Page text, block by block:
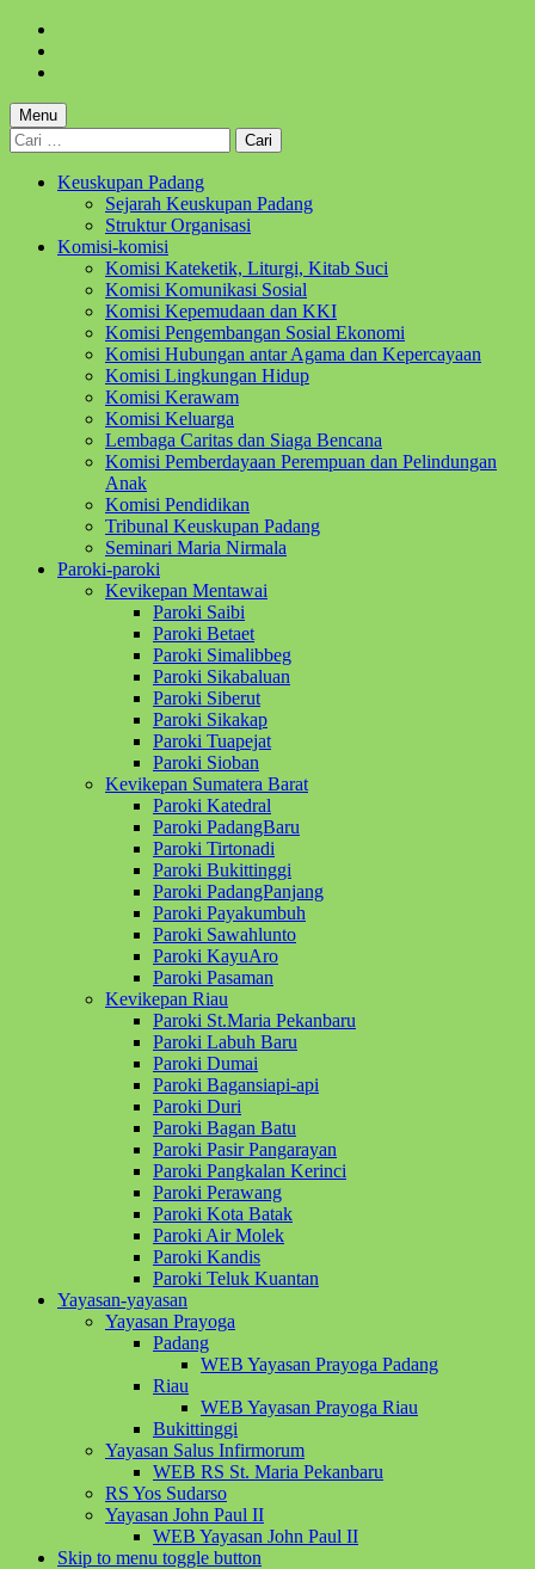
content
footer
Menu
Cari
untuk:
Keuskupan Padang
Sejarah Keuskupan Padang
Struktur Organisasi
Komisi-komisi
Komisi Kateketik, Liturgi, Kitab Suci
Komisi Komunikasi Sosial
Komisi Kepemudaan dan KKI
Komisi Pengembangan Sosial Ekonomi
Komisi Hubungan antar Agama dan Kepercayaan
Komisi Lingkungan Hidup
Komisi Kerawam
Komisi Keluarga
Lembaga Caritas dan Siaga Bencana
Komisi Pemberdayaan Perempuan dan Pelindungan
Anak
Komisi Pendidikan
Tribunal Keuskupan Padang
Seminari Maria Nirmala
Paroki-paroki
Kevikepan Mentawai
Paroki Saibi
Paroki Betaet
Paroki Simalibbeg
Paroki Sikabaluan
Paroki Siberut
Paroki Sikakap
Paroki Tuapejat
Paroki Sioban
Kevikepan Sumatera Barat
Paroki Katedral
Paroki PadangBaru
Paroki Tirtonadi
Paroki Bukittinggi
Paroki PadangPanjang
Paroki Payakumbuh
Paroki Sawahlunto
Paroki KayuAro
Paroki Pasaman
Kevikepan Riau
Paroki St.Maria Pekanbaru
Paroki Labuh Baru
Paroki Dumai
Paroki Bagansiapi-api
Paroki Duri
Paroki Bagan Batu
Paroki Pasir Pangarayan
Paroki Pangkalan Kerinci
Paroki Perawang
Paroki Kota Batak
Paroki Air Molek
Paroki Kandis
Paroki Teluk Kuantan
Yayasan-yayasan
Yayasan Prayoga
Padang
WEB Yayasan Prayoga Padang
Riau
WEB Yayasan Prayoga Riau
Bukittinggi
Yayasan Salus Infirmorum
WEB RS St. Maria Pekanbaru
RS Yos Sudarso
Yayasan John Paul II
WEB Yayasan John Paul II
Skip to menu toggle button